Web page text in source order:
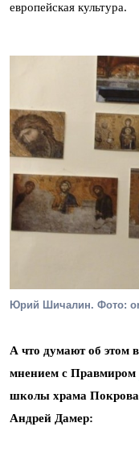
европейская культура.
Юрий Шичалин. Фото:
А что думают об этом
мнением с Правмиром
школы храма Покрова
Андрей Дамер: